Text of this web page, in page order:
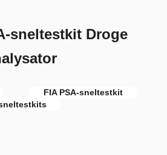
sneltestkit Droge
FIA PSA-sneltestkit